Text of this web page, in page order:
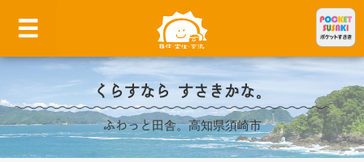
くらすなら すさきかな。
ふわっと田舎。高知県須崎市